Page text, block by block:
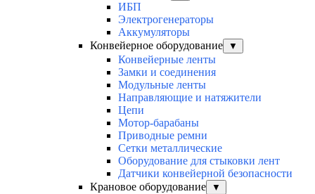
ИБП
Электрогенераторы
Аккумуляторы
Конвейерное оборудование
▼
Конвейерные ленты
Замки и соединения
Модульные ленты
Направляющие и натяжители
Цепи
Мотор-барабаны
Приводные ремни
Сетки металлические
Оборудование для стыковки лент
Датчики конвейерной безопасности
Крановое оборудование
▼